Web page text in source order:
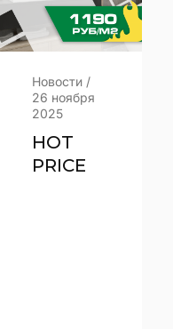
Новости /
26 ноября
2025
HOT
PRICE